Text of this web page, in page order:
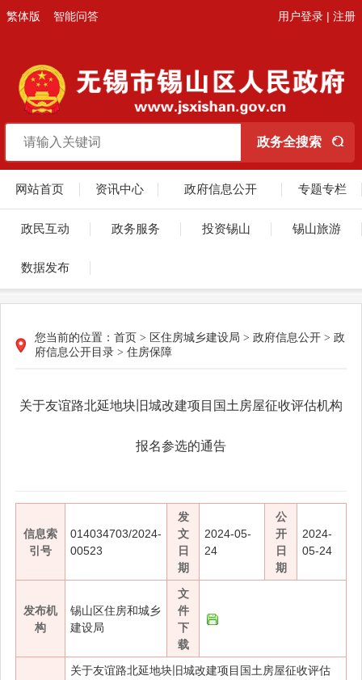
繁体版 智能问答 用户登录 | 注册
网站首页 资讯中心 政府信息公开 专题专栏
政民互动 政务服务 投资锡山 锡山旅游
数据发布
您当前的位置： 首页 > 区住房城乡建设局 > 政府信息公开 > 政
府信息公开目录 > 住房保障
关于友谊路北延地块旧城改建项目国土房屋征收评估机构
报名参选的通告
信息索
引号
014034703/2024-
00523
发
文
日
期
2024-05-
24
公
开
日
期
2024-
05-24
发布机
构
锡山区住房和城乡
建设局
文
件
下
载
关于友谊路北延地块旧城改建项目国土房屋征收评估